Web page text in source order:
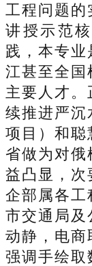
工程问题的
讲授示范
践，本专
江甚至全国
主要人才
续推进严沉
项目）和聪
省做为对俄
益凸显，次
企部属各工
市交通局及
动静，电商
强调手绘取